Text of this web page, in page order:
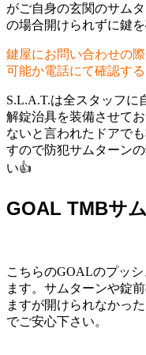
がご自身の玄関のサム
の場合開けられずに鍵
鍵屋にお問い合わせの
可能か電話にて確認す
S.L.A.T.は全スタッフに
解錠治具を装備させて
ないと言われたドアで
すので防犯サムターン
い👍
GOAL TMBサ
こちらのGOALのプッ
ます。サムターンや錠
ますが開けられなかっ
でご安心下さい。